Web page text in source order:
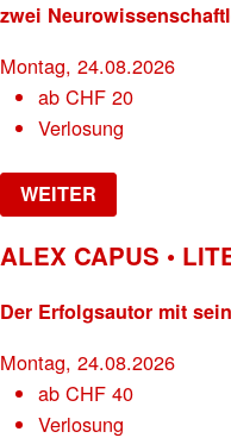
zwei
Montag, 24.08.2026
abCHF 20
Verlosung
WEITER
ALEX CAPUS •
Der Erfolgsautor mit
Montag, 24.08.2026
abCHF 40
Verlosung